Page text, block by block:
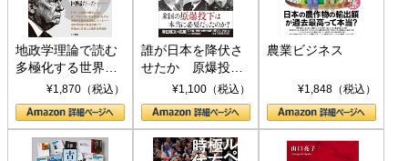
地政学理論で読む
多極化する世界：
トランプとBRICS
の挑戦
¥1,870（税込）
誰が日本を降伏さ
せたか 原爆投
下、ソ連参戦、そ
して聖断 (PHP新
書)
¥1,100（税込）
農業ビジネス
¥1,848（税込）